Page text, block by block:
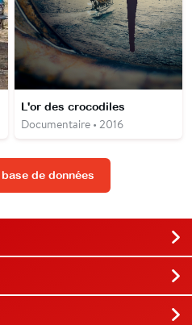
L'or des crocodiles
Documentaire • 2016
de données